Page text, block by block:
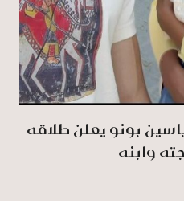
بونو يعلن طلاقه
وابنه